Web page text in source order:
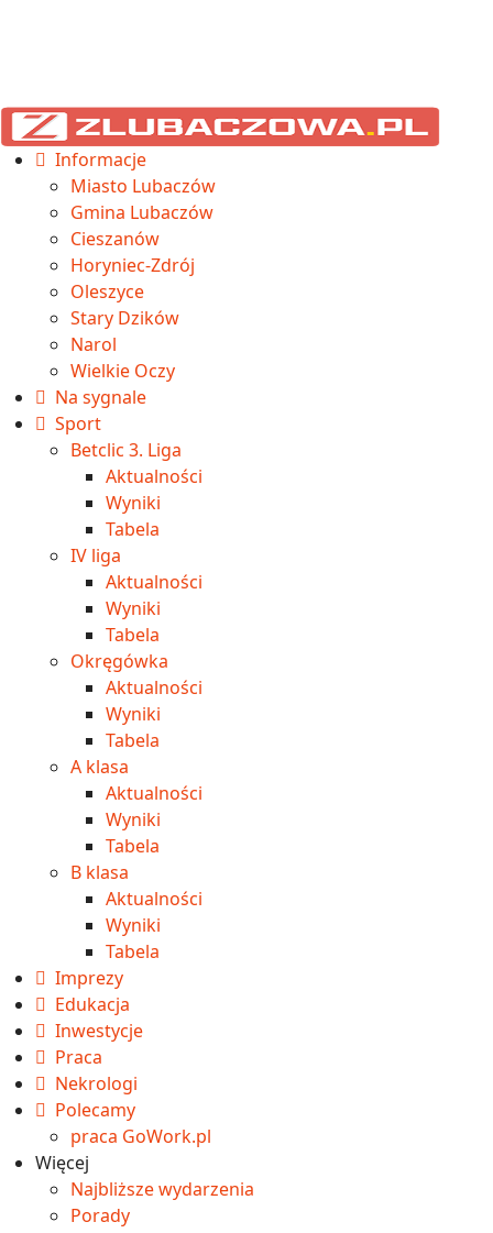
Informacje
Miasto Lubaczów
Gmina Lubaczów
Cieszanów
Horyniec-Zdrój
Oleszyce
Stary Dzików
Narol
Wielkie Oczy
Na sygnale
Sport
Betclic 3. Liga
Aktualności
Wyniki
Tabela
IV liga
Aktualności
Wyniki
Tabela
Okręgówka
Aktualności
Wyniki
Tabela
A klasa
Aktualności
Wyniki
Tabela
B klasa
Aktualności
Wyniki
Tabela
Imprezy
Edukacja
Inwestycje
Praca
Nekrologi
Polecamy
praca GoWork.pl
Więcej
Najbliższe wydarzenia
Porady